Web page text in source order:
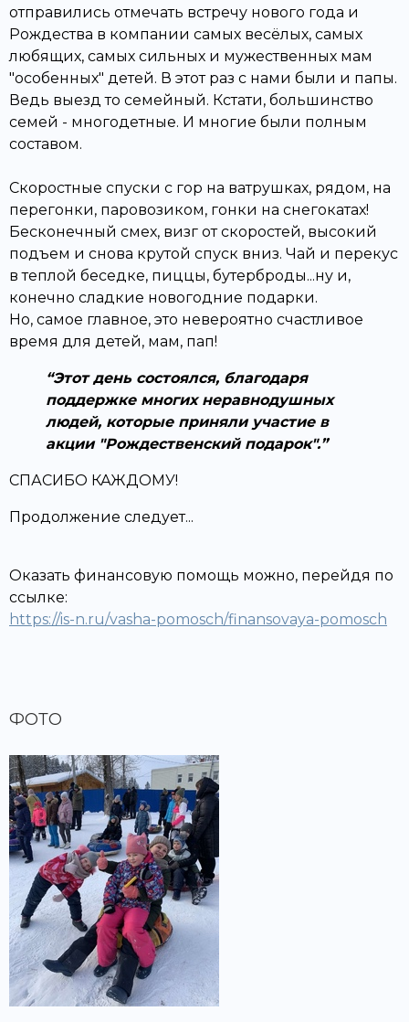
отправились отмечать встречу нового года и
Рождества в компании самых весёлых, самых
любящих, самых сильных и мужественных мам
"особенных" детей. В этот раз с нами были и папы.
Ведь выезд то семейный. Кстати, большинство
семей - многодетные. И многие были полным
составом.
Скоростные спуски с гор на ватрушках, рядом, на
перегонки, паровозиком, гонки на снегокатах!
Бесконечный смех, визг от скоростей, высокий
подъем и снова крутой спуск вниз. Чай и перекус
в теплой беседке, пиццы, бутерброды...ну и,
конечно сладкие новогодние подарки.
Но, самое главное, это невероятно счастливое
время для детей, мам, пап!
Этот день состоялся, благодаря
поддержке многих неравнодушных
людей, которые приняли участие в
акции "Рождественский подарок".
СПАСИБО КАЖДОМУ!
Продолжение следует...
Оказать финансовую помощь можно, перейдя по
ссылке:
https://is-n.ru/vasha-pomosch/finansovaya-pomosch
ФОТО